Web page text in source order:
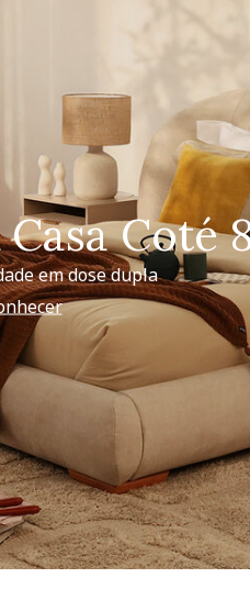
Coté
em dose dupla